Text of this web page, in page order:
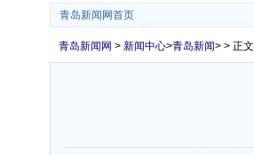
青岛新闻网首页
青岛新闻网 > 新闻中心>青岛新闻> > 正文